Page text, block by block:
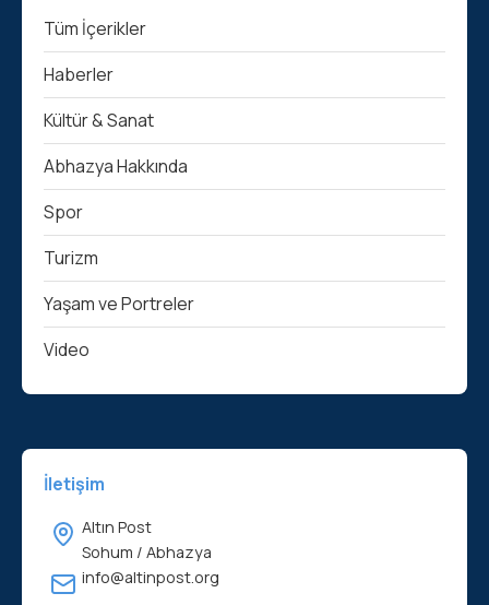
Tüm İçerikler
Haberler
Kültür & Sanat
Abhazya Hakkında
Spor
Turizm
Yaşam ve Portreler
Video
İletişim
Altın Post
Sohum / Abhazya
info@altinpost.org